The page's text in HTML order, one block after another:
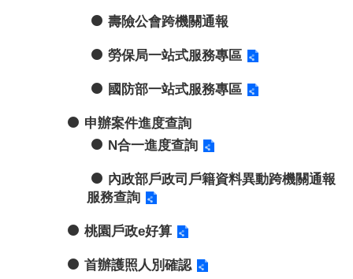
壽險公會跨機關通報
勞保局一站式服務專區
國防部一站式服務專區
申辦案件進度查詢
N合一進度查詢
內政部戶政司戶籍資料異動跨機關通報
服務查詢
桃園戶政e好算
首辦護照人別確認